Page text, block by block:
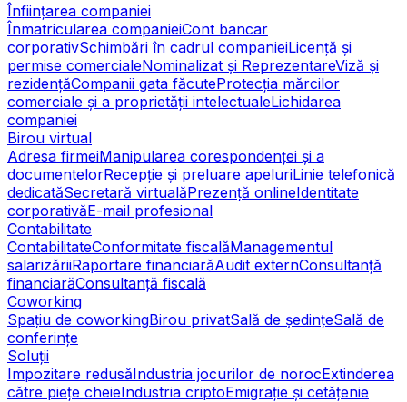
Înființarea companiei
Înmatricularea companieiCont bancar
corporativSchimbări în cadrul companieiLicență și
permise comercialeNominalizat și ReprezentareViză și
rezidențăCompanii gata făcuteProtecția mărcilor
comerciale și a proprietății intelectualeLichidarea
companiei
Birou virtual
Adresa firmeiManipularea corespondenței și a
documentelorRecepție și preluare apeluriLinie telefonică
dedicatăSecretară virtualăPrezență onlineIdentitate
corporativăE-mail profesional
Contabilitate
ContabilitateConformitate fiscalăManagementul
salarizăriiRaportare financiarăAudit externConsultanță
financiarăConsultanță fiscală
Coworking
Spațiu de coworkingBirou privatSală de ședințeSală de
conferințe
Soluții
Impozitare redusăIndustria jocurilor de norocExtinderea
către piețe cheieIndustria criptoEmigrație și cetățenie